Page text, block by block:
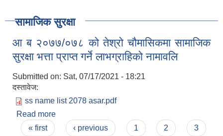
सामाजिक सुरक्षा
आ ब २०७७/०७८ को तेश्रो चौमासिकमा सामाजिक
सुरक्षा भत्ता प्राप्त गर्ने लाभग्राहिको नामावलि
Submitted on: Sat, 07/17/2021 - 18:21
दस्तावेज:
ss name list 2078 asar.pdf
Read more
सुरक्षा भत्ता प्राप्त गर्ने लाभग्राहिको नामावलि
Pages
« first ‹ previous 1 2
3